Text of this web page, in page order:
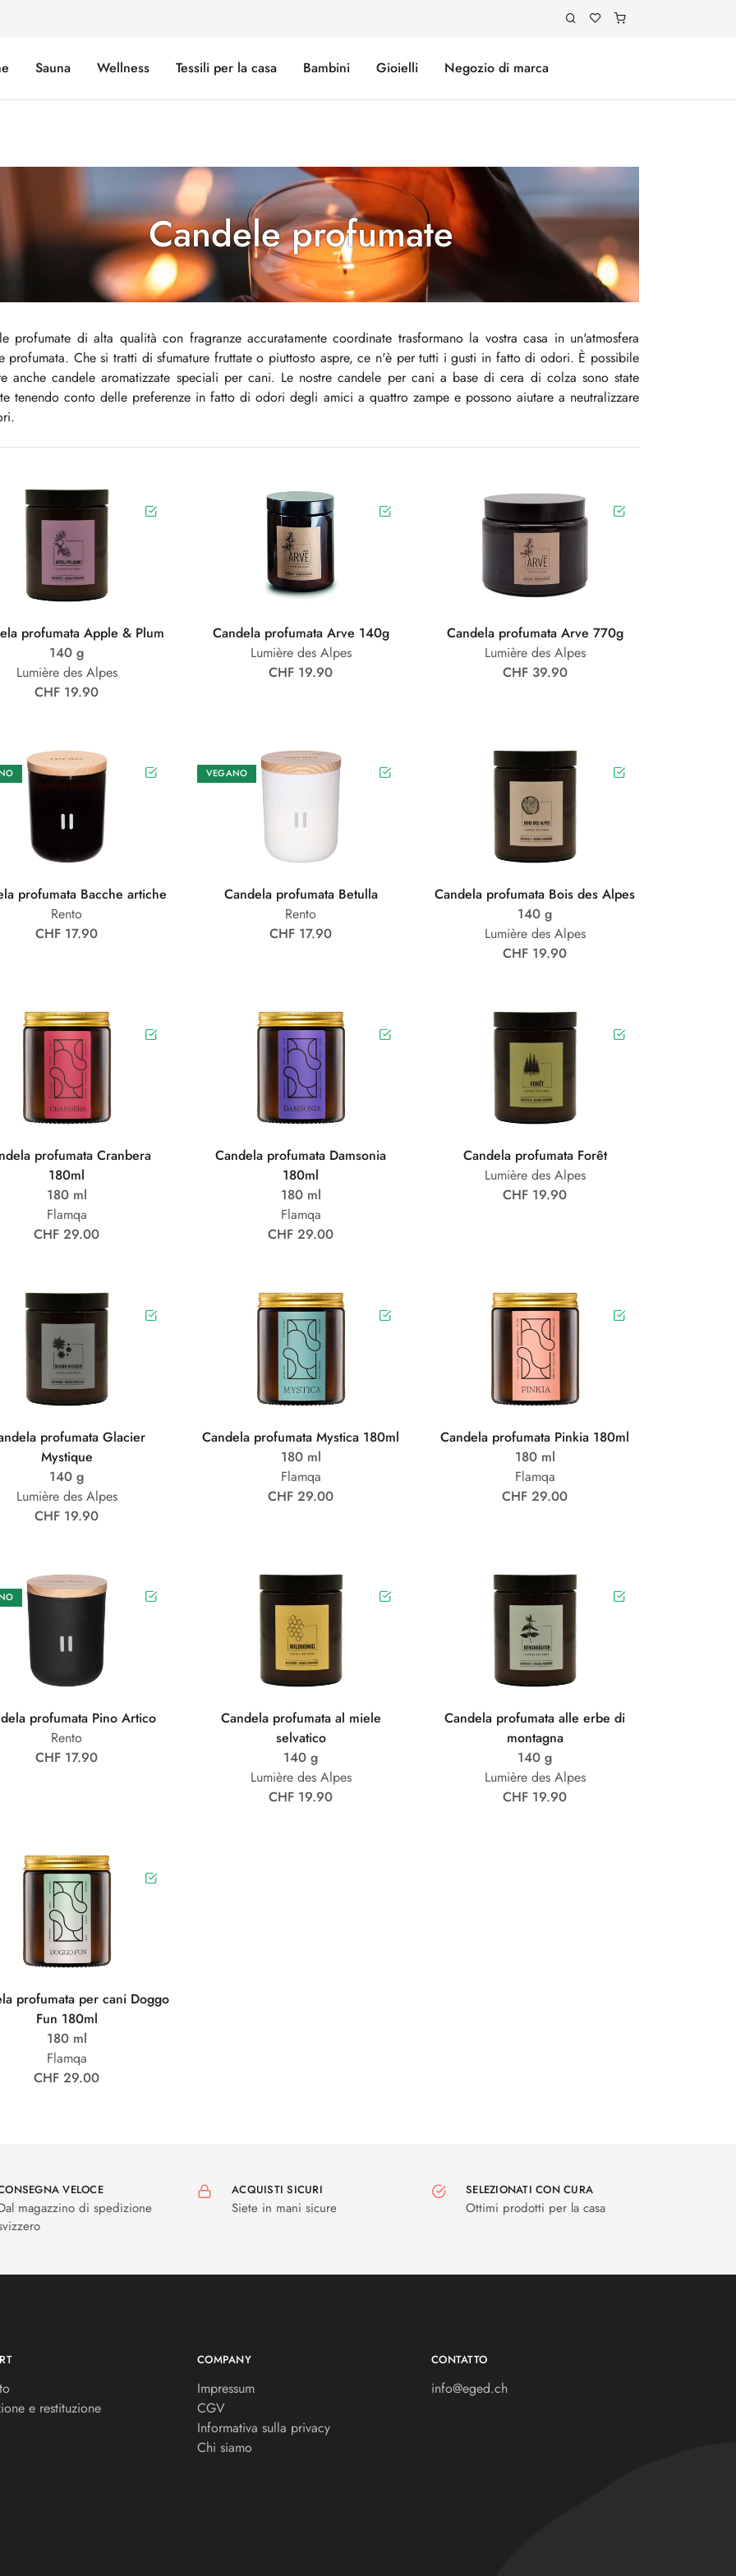
Sauna Wellness Tessili per la casa Bambini Gioielli Negozio di marca
Candele profumate
profumate di alta qualità con fragranze accuratamente coordinate trasformano la vostra casa in un'atmosfera
profumata. Che si tratti di sfumature fruttate o piuttosto aspre, ce n'è per tutti i gusti in fatto di odori. È possibile
anche candele aromatizzate speciali per cani. Le nostre candele per cani a base di cera di colza sono state
tenendo conto delle preferenze in fatto di odori degli amici a quattro zampe e possono aiutare a neutralizzare
profumata Apple & Plum
140 g
Lumière des Alpes
CHF 19.90
Candela profumata Arve 140g
Lumière des Alpes
CHF 19.90
Candela profumata Arve 770g
Lumière des Alpes
CHF 39.90
profumata Bacche artiche
Rento
CHF 17.90
VEGANO
Candela profumata Betulla
Rento
CHF 17.90
Candela profumata Bois des Alpes
140 g
Lumière des Alpes
CHF 19.90
profumata Cranbera
180ml
180 ml
Flamqa
CHF 29.00
Candela profumata Damsonia
180ml
180 ml
Flamqa
CHF 29.00
Candela profumata Forêt
Lumière des Alpes
CHF 19.90
profumata Glacier
Mystique
140 g
Lumière des Alpes
CHF 19.90
Candela profumata Mystica 180ml
180 ml
Flamqa
CHF 29.00
Candela profumata Pinkia 180ml
180 ml
Flamqa
CHF 29.00
profumata Pino Artico
Rento
CHF 17.90
Candela profumata al miele
selvatico
140 g
Lumière des Alpes
CHF 19.90
Candela profumata alle erbe di
montagna
140 g
Lumière des Alpes
CHF 19.90
profumata per cani Doggo
Fun 180ml
180 ml
Flamqa
CHF 29.00
VELOCE
magazzino di spedizione
ACQUISTI SICURI
Siete in mani sicure
SELEZIONATI CON CURA
Ottimi prodotti per la casa
e restituzione
COMPANY
Impressum
CGV
Informativa sulla privacy
Chi siamo
CONTATTO
info@eged.ch